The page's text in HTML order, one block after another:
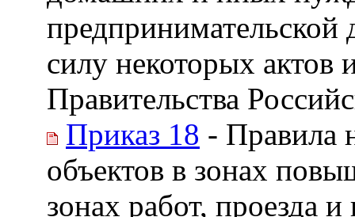
предпринимательской
силу некоторых актов
Правительства
Приказ 18 - Правила
объектов в зонах
зонах работ, проезда